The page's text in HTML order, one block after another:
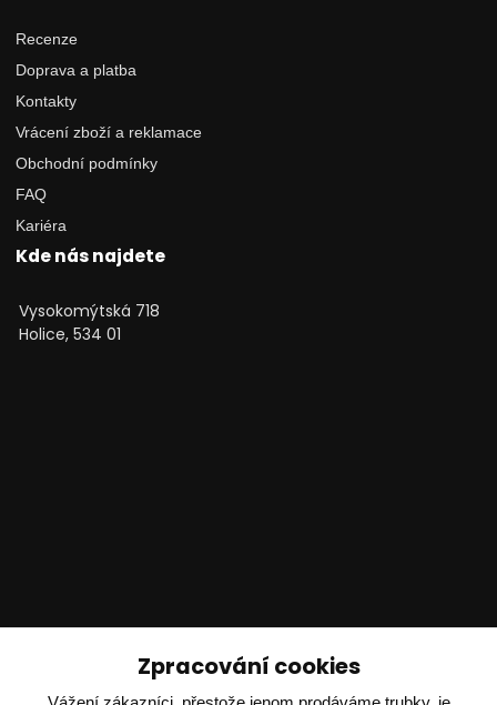
Recenze
Doprava a platba
Kontakty
Vrácení zboží a reklamace
Obchodní podmínky
FAQ
Kariéra
Kde nás najdete
Vysokomýtská 718
Holice, 534 01
Ing. Adam Dvořák
Zpracování cookies